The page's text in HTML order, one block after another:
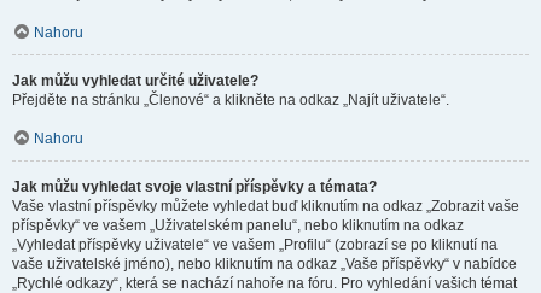
Nahoru
Jak můžu vyhledat určité uživatele?
Přejděte na stránku „Členové“ a klikněte na odkaz „Najít uživatele“.
Nahoru
Jak můžu vyhledat svoje vlastní příspěvky a témata?
Vaše vlastní příspěvky můžete vyhledat buď kliknutím na odkaz „Zobrazit vaše
příspěvky“ ve vašem „Uživatelském panelu“, nebo kliknutím na odkaz
„Vyhledat příspěvky uživatele“ ve vašem „Profilu“ (zobrazí se po kliknutí na
vaše uživatelské jméno), nebo kliknutím na odkaz „Vaše příspěvky“ v nabídce
„Rychlé odkazy“, která se nachází nahoře na fóru. Pro vyhledání vašich témat